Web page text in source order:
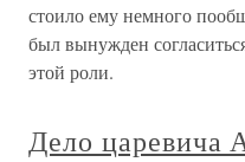
стоило ему немного
был вынужден
этой роли.
Дело царевича